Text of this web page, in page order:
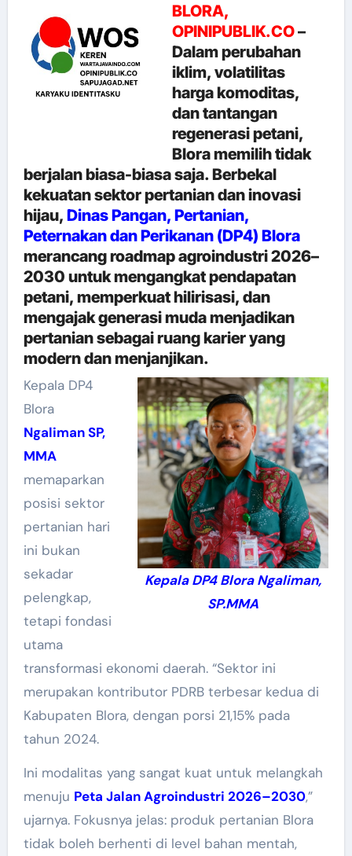
BLORA,
OPINIPUBLIK.CO–
Dalam perubahan
iklim, volatilitas
harga komoditas,
dan tantangan
regenerasi petani,
Blora memilih tidak
berjalan biasa-biasa saja. Berbekal
kekuatan sektor pertanian dan inovasi
hijau, Dinas Pangan, Pertanian,
Peternakan dan Perikanan (DP4) Blora
merancang roadmap agroindustri 2026–
2030 untuk mengangkat pendapatan
petani, memperkuat hilirisasi, dan
mengajak generasi muda menjadikan
pertanian sebagai ruang karier yang
modern dan menjanjikan.
Kepala DP4 Blora Ngaliman,
SP.MMA
Kepala DP4
Blora
Ngaliman SP,
MMA
memaparkan
posisi sektor
pertanian hari
ini bukan
sekadar
pelengkap,
tetapi fondasi
utama
transformasi ekonomi daerah. “Sektor ini
merupakan kontributor PDRB terbesar kedua di
Kabupaten Blora, dengan porsi 21,15% pada
tahun 2024.
Ini modalitas yang sangat kuat untuk melangkah
menuju Peta Jalan Agroindustri 2026–2030,”
ujarnya. Fokusnya jelas: produk pertanian Blora
tidak boleh berhenti di level bahan mentah,